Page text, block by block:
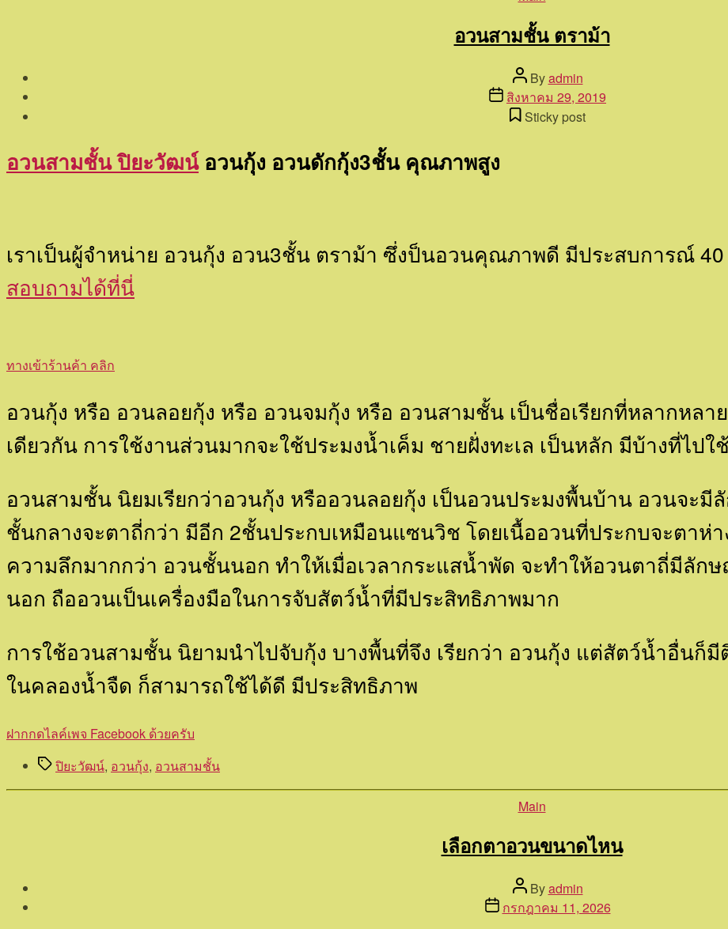
อวนสามชั้น ตราม้า
Post
author
Byadmin
Post
date
สิงหาคม 29, 2019
Sticky post
อวนสามชั้น ปิยะวัฒน์อวนกุ้ง อวนดักกุ้ง3ชั้น คุณภาพสูง
เราเป็นผู้จำหน่าย อวนกุ้ง อวน3ชั้น ตราม้า ซึ่งป็นอวนคุณภาพดี มีประสบการณ์
สอบถามได้ที่นี่
ทางเข้าร้านค้า คลิก
อวนกุ้ง หรือ อวนลอยกุ้ง หรือ อวนจมกุ้ง หรือ อวนสามชั้น เป็นชื่อเรียกที่หลากหล
เดียวกัน การใช้งานส่วนมากจะใช้ประมงน้ำเค็ม ชายฝั่งทะเล เป็นหลัก มีบ้างที่ไป
อวนสามชั้น นิยมเรียกว่าอวนกุ้ง หรืออวนลอยกุ้ง เป็นอวนประมงพื้นบ้าน อวนจะ
ชั้นกลางจะตาถี่กว่า มีอีก 2ชั้นประกบเหมือนแซนวิช โดยเนื้ออวนที่ประกบจะตาห่
ความลึกมากกว่า อวนชั้นนอก ทำให้เมื่อเวลากระแสน้ำพัด จะทำให้อวนตาถี่มีลัก
นอก ถืออวนเป็นเครื่องมือในการจับสัตว์น้ำที่มีประสิทธิภาพมาก
การใช้อวนสามชั้น นิยามนำไปจับกุ้ง บางพื้นที่จึง เรียกว่า อวนกุ้ง แต่สัตว์น้ำอื่นก็
ในคลองน้ำจืด ก็สามารถใช้ได้ดี มีประสิทธิภาพ
ฝากกดไลค์เพจ Facebook ด้วยครับ
Tagsปิยะวัฒน์, อวนกุ้ง, อวนสามชั้น
Categories
Main
เลือกตาอวนขนาดไหน
Post
author
Byadmin
Postกรกฎาคม 11, 2026